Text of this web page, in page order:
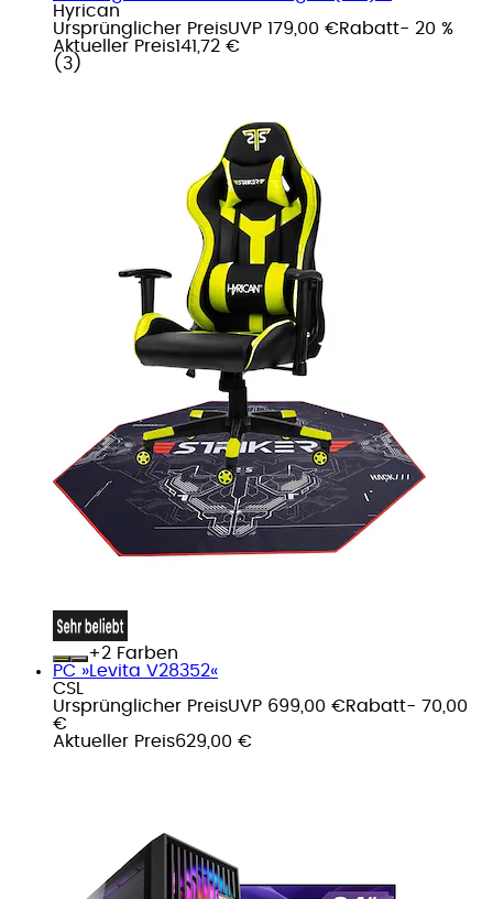
Hyrican
Ursprünglicher PreisUVP 179,00 €Rabatt- 20 %
Aktueller Preis141,72 €
( 3 )
+
Farben
PC »Levita V28352«
CSL
Ursprünglicher PreisUVP 699,00 €Rabatt- 70,00
€
Aktueller Preis629,00 €